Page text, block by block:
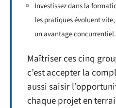
Investissez dans la
les pratiques évoluent
un avantage concurrentiel.
Maîtriser ces cinq
c’est accepter la
aussi saisir
chaque projet en